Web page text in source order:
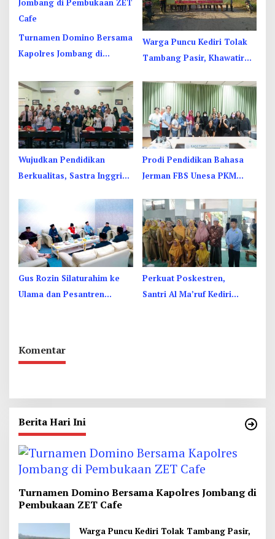
Turnamen Domino Bersama
Kapolres Jombang di
Warga Puncu Kediri Tolak
Tambang Pasir, Khawatir
Terancam
Wujudkan Pendidikan
Berkualitas, Sastra Inggris
Prodi Pendidikan Bahasa
Jerman FBS Unesa PKM
Budaya di Thailand
Gus Rozin Silaturahim ke
Ulama dan Pesantren
Perkuat Poskestren,
Santri Al Ma’ruf Kediri
Komentar
Berita Hari Ini
Turnamen Domino Bersama Kapolres Jombang di
Pembukaan ZET Cafe
Warga Puncu Kediri Tolak Tambang Pasir,